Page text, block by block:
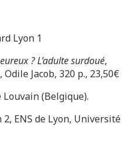
Lyon 1
? L’adulte surdoué,
Jacob, 320 p., 23,50€
(Belgique).
ENS de Lyon, Université